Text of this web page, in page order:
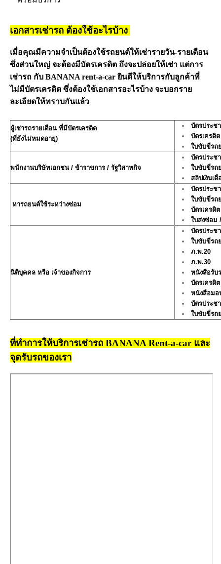
เอกสารเช่ารถ ต้องใช้อะไรบ้าง
เมื่อคุณมีความจำเป็นต้องใช้รถยนต์ให้เช่ารายวัน-รายเดือน
ซึ่งส่วนใหญ่ จะต้องมีบัตรเครดิต ถึงจะปล่อยให้เช่า แต่การ
เช่ารถ กับ BANANA rent-a-car ยินดีให้บริการกับลูกค้าที่
ไม่มีบัตรเครดิต ซึ่งต้องใช้เอกสารอะไรบ้าง จะบอกราย
ละเอียดให้ทราบกันแล้ว
ผู้เช่ารถรายเดือน ที่มีบัตรเครดิต
(ที่ยังไม่หมดอายุ)
บัตรประช
บัตรเครดิต
ใบขับขี่รถ
พนักงานบริษัทเอกชน / ข้าราขการ / รัฐวิสาหกิจ
บัตรประช
ใบขับขี่รถ
สลิปเงินเ
หารถยนต์ใช้ระหว่างซ่อม
บัตรประช
ใบขับขี่ร
บัตรเครดิต
ใบส่งซ่อม
นิติบุคคล หรือ เจ้าของกิจการ
บัตรประช
ใบขับขี่ร
ภ.พ.20
ภ.พ.30
หนังสือรับ
บัตรเครดิต
หนังสือม
บัตรประช
ใบขับขี่รถ
ที่ทำการให้บริการเช่ารถ BANANA Rent-a-car และ
จุดรับรถของเรา